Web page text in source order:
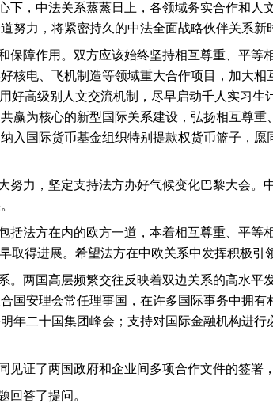
，中法关系蒸蒸日上，各领域务实合作和人
力，将紧密持久的中法全面战略伙伴关系新
障作用。双方应该始终坚持相互尊重、平等
核电、飞机制造等领域重大合作项目，加大
好高级别人文交流机制，尽早启动千人实习
赢为核心的新型国际关系建设，弘扬相互尊
入国际货币基金组织特别提款权货币篮子，
力，坚定支持法方办好气候变化巴黎大会。
法方在内的欧方一道，本着相互尊重、平等
得进展。希望法方在中欧关系中发挥积极引
两国高层频繁交往反映着双边关系的高水平
国安理会常任理事国，在许多国际事务中拥
年二十国集团峰会；支持对国际金融机构进
证了两国政府和企业间多项合作文件的签署
回答了提问。